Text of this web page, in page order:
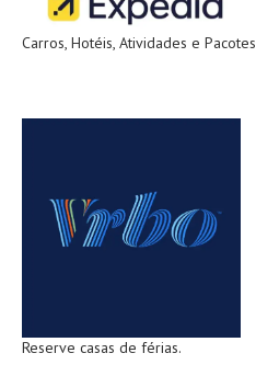
Carros, Hotéis, Atividades e Pacotes
Reserve casas de férias.